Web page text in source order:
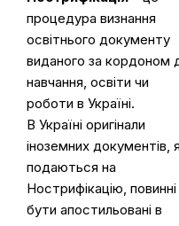
процедура визнання
освітнього документу
виданого за кордоном
навчання, освіти чи
роботи в Україні.
В Україні оригінали
іноземних документів,
подаються на
Нострифікацію, повинні
бути апостильовані в